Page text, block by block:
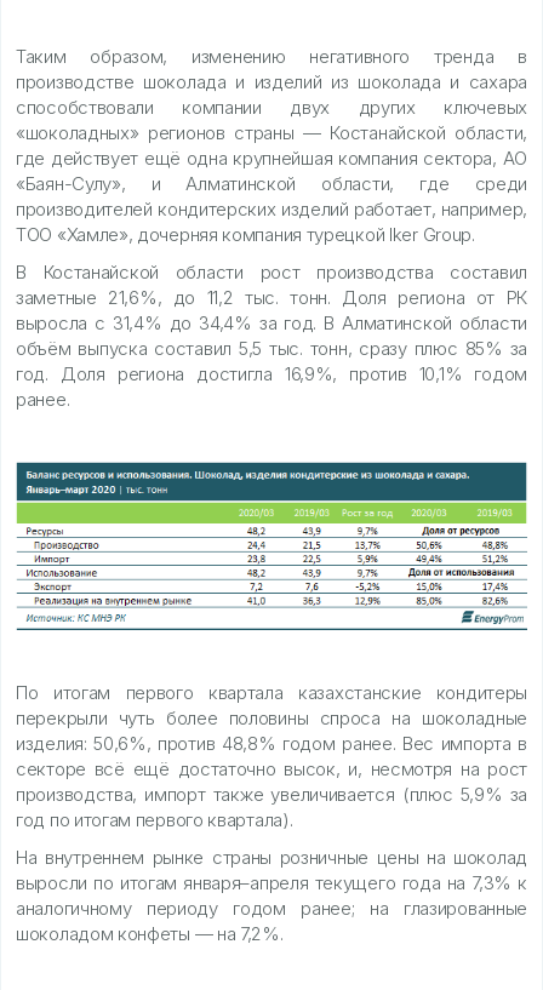
Таким образом, изменению негативного тренда в
производстве шоколада и изделий из шоколада и сахара
способствовали компании двух других ключевых
«шоколадных» регионов страны — Костанайской области,
где действует ещё одна крупнейшая компания сектора, АО
«Баян-Сулу», и Алматинской области, где среди
производителей кондитерских изделий работает, например,
ТОО «Хамле», дочерняя компания турецкой lker Group.
В Костанайской области рост производства составил
заметные 21,6%, до 11,2 тыс. тонн. Доля региона от РК
выросла с 31,4% до 34,4% за год. В Алматинской области
объём выпуска составил 5,5 тыс. тонн, сразу плюс 85% за
год. Доля региона достигла 16,9%, против 10,1% годом
ранее.
По итогам первого квартала казахстанские кондитеры
перекрыли чуть более половины спроса на шоколадные
изделия: 50,6%, против 48,8% годом ранее. Вес импорта в
секторе всё ещё достаточно высок, и, несмотря на рост
производства, импорт также увеличивается (плюс 5,9% за
год по итогам первого квартала).
На внутреннем рынке страны розничные цены на шоколад
выросли по итогам января–апреля текущего года на 7,3% к
аналогичному периоду годом ранее; на глазированные
шоколадом конфеты — на 7,2%.